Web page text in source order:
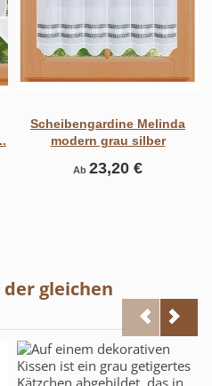
Scheibengardine Melinda
modern grau silber
Ab 23,20 €
gleichen